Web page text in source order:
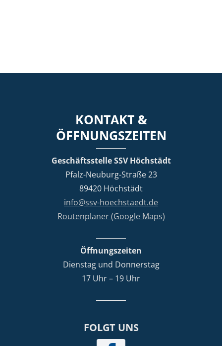
KONTAKT &
ÖFFNUNGSZEITEN
Geschäftsstelle SSV Höchstädt
Pfalz-Neuburg-Straße 23
89420 Höchstädt
info@ssv-hoechstaedt.de
Routenplaner (Google Maps)
Öffnungszeiten
Dienstag und Donnerstag
17 Uhr – 19 Uhr
FOLGT UNS